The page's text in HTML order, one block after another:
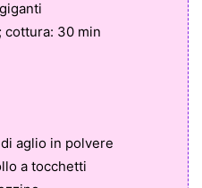
cottura: 30 min
aglio in polvere
a tocchetti